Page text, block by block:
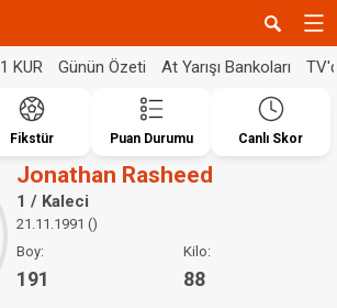
KUR Günün Özeti At Yarışı Bankoları
Fikstür Puan Durumu Canlı Skor
Jonathan Rasheed
1 / Kaleci
21.11.1991 ()
Boy:
191
Kilo:
88